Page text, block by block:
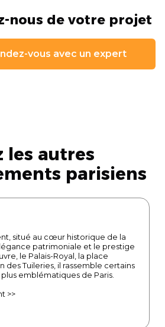
nous de votre projet
vous avec un expert
les autres
parisiens
situé au cœur historique de la
patrimoniale et le prestige
le Palais-Royal, la place
des Tuileries, il rassemble certains
emblématiques de Paris.
>>